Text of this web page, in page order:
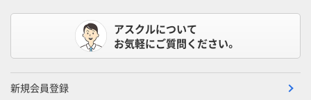
アスクルについて
お気軽にご質問ください。
新規会員登録